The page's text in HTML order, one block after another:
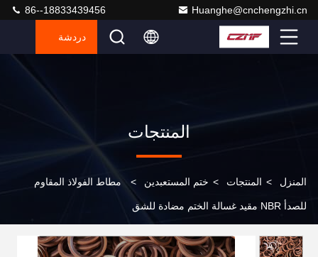
Huanghe@cnchengzhi.cn
86--18833439456
دردشة
المنتجات
المنزل > المنتجات > ختم المستعبدين > مطاط الفولاذ المقاوم
للصدأ NBR مقيد غسالة الختم مضادة للشق